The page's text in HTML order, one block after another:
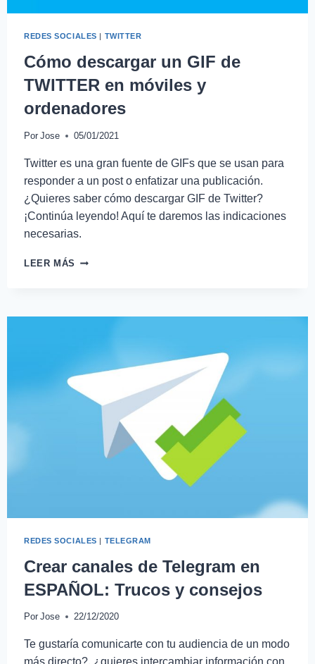
REDES SOCIALES | TWITTER
Cómo descargar un GIF de
TWITTER en móviles y
ordenadores
Por Jose 05/01/2021
Twitter es una gran fuente de GIFs que se usan para
responder a un post o enfatizar una publicación.
¿Quieres saber cómo descargar GIF de Twitter?
¡Continúa leyendo! Aquí te daremos las indicaciones
necesarias.
LEER MÁS
REDES SOCIALES | TELEGRAM
Crear canales de Telegram en
ESPAÑOL: Trucos y consejos
Por Jose 22/12/2020
Te gustaría comunicarte con tu audiencia de un modo